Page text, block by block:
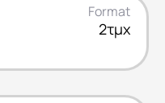
Format
2τμχ